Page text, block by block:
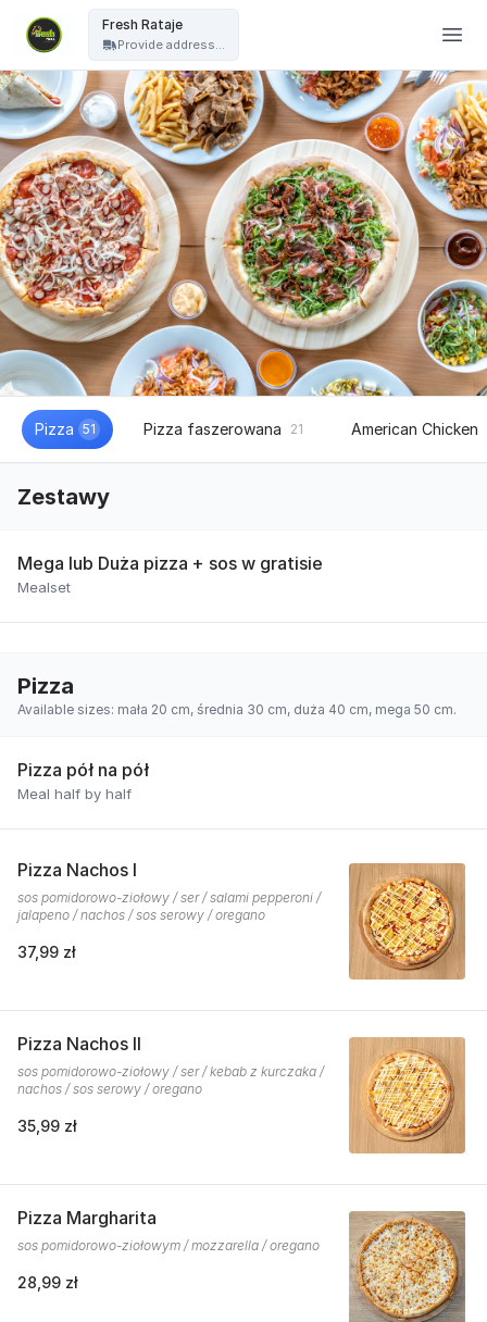
Fresh Rataje
Provide address...
Pizza 51 Pizza faszerowana 21 American Chicken
Zestawy
Mega lub Duża pizza + sos w gratisie
Mealset
Pizza
Available sizes: mała 20 cm, średnia 30 cm, duża 40 cm, mega 50 cm.
Pizza pół na pół
Meal half by half
Pizza Nachos I
sos pomidorowo-ziołowy / ser / salami pepperoni /
jalapeno / nachos / sos serowy / oregano
37,99 zł
Pizza Nachos II
sos pomidorowo-ziołowy / ser / kebab z kurczaka /
nachos / sos serowy / oregano
35,99 zł
Pizza Margharita
sos pomidorowo-ziołowym / mozzarella / oregano
28,99 zł